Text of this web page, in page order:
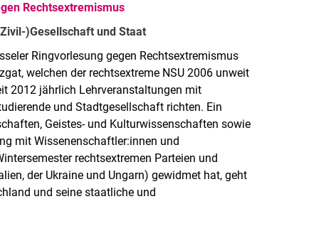
Rechtsextremismus
)Gesellschaft und Staat
Ringvorlesung gegen Rechtsextremismus
welchen der rechtsextreme NSU 2006 unweit
2012 jährlich Lehrveranstaltungen mit
und Stadtgesellschaft richten. Ein
Geistes- und Kulturwissenschaften sowie
mit Wissenenschaftler:innen und
rechtsextremen Parteien und
der Ukraine und Ungarn) gewidmet hat, geht
und seine staatliche und